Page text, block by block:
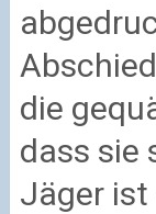
die
dass sie
Jäger